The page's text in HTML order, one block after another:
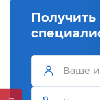
Получить